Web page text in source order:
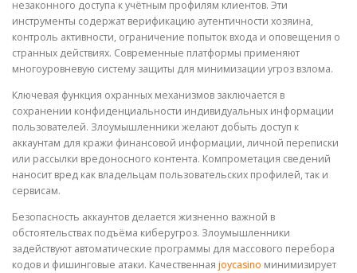
незаконного доступа к учётным профилям клиентов. Эти
инструменты содержат верификацию аутентичности хозяина,
контроль активности, ограничение попыток входа и оповещения о
странных действиях. Современные платформы применяют
многоуровневую систему защиты для минимизации угроз взлома.
Ключевая функция охранных механизмов заключается в
сохранении конфиденциальности индивидуальных информации
пользователей. Злоумышленники желают добыть доступ к
аккаунтам для кражи финансовой информации, личной переписки
или рассылки вредоносного контента. Компрометация сведений
наносит вред как владельцам пользовательских профилей, так и
сервисам.
Безопасность аккаунтов делается жизненно важной в
обстоятельствах подъёма киберугроз. Злоумышленники
задействуют автоматические программы для массового перебора
кодов и фишинговые атаки. Качественная joycasino минимизирует